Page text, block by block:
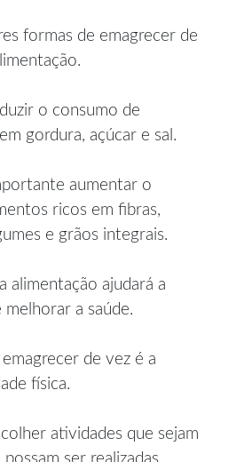
formas de emagrecer de
o consumo de
gordura, açúcar e sal.
aumentar o
ricos em fibras,
e grãos integrais.
alimentação ajudará a
a saúde.
de vez é a
física.
atividades que sejam
ser realizadas